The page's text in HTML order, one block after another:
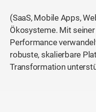
(SaaS, Mobile Apps,
Ökosysteme. Mit
Performance
robuste, skalierbare
Transformation